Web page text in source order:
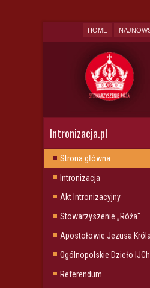
HOME
Intronizacja.pl
Strona główna
Intronizacja
Akt Intronizacyjny
Stowarzyszenie „Róża"
Apostołowie Jezusa Króla
Ogólnopolskie Dzieło
Referendum